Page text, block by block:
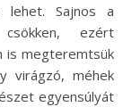
lehet. Sajnos a
ezért
is megteremtsük
virágzó, méhek
egyensúlyát